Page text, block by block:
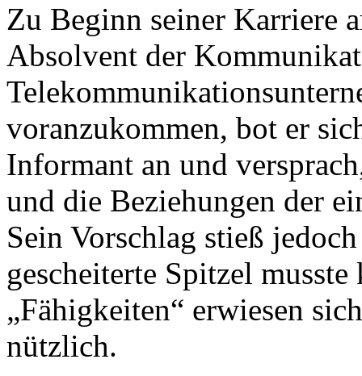
Zu Beginn seiner Karriere
Absolvent der
voranzukommen, bot er
Informant an und
und die Beziehungen der
Sein Vorschlag stieß
gescheiterte Spitzel
„Fähigkeiten“ erwiesen
nützlich.